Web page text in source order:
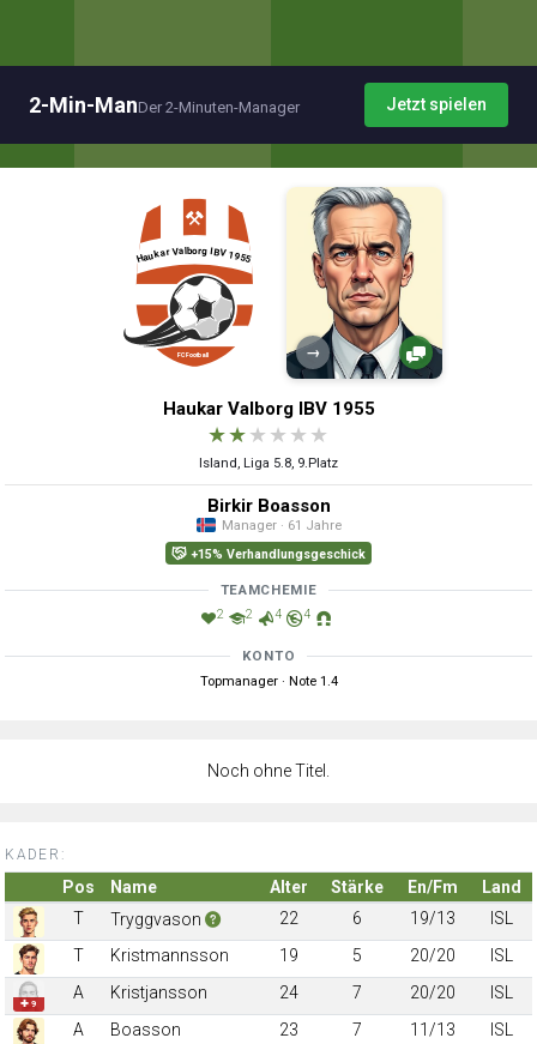
2-Min-ManDer 2-Minuten-Manager Jetzt spielen
→
Haukar Valborg IBV 1955
★★★ ★ ★ ★
Island, Liga 5.8, 9.Platz
Birkir Boasson
Manager · 61 Jahre
+15% Verhandlungsgeschick
TEAMCHEMIE
2 2 4 4
KONTO
Topmanager · Note 1.4
Noch ohne Titel.
KADER:
Pos Name Alter Stärke En/Fm
Land
T
Tryggvason 22 6 19/13
ISL
T
Kristmannsson 19 5 20/20 ISL
✚ 9
A Kristjansson 24 7 20/20
ISL
A
Boasson 23 7 11/13
ISL